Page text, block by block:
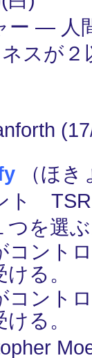
ー ― 人
スが
（ほ
ト
を選ぶ
コント
る。
コント
る。